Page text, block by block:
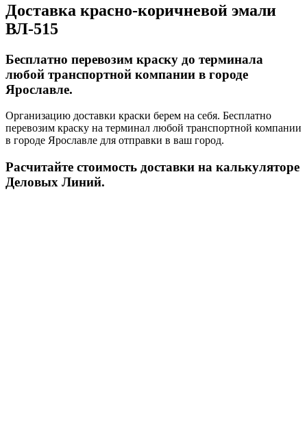
Доставка красно-коричневой эмали
ВЛ-515
Бесплатно перевозим краску до терминала
любой транспортной компании в городе
Ярославле.
Организацию доставки краски берем на себя. Бесплатно
перевозим краску на терминал любой транспортной компании
в городе Ярославле для отправки в ваш город.
Расчитайте стоимость доставки на калькуляторе
Деловых Линий.